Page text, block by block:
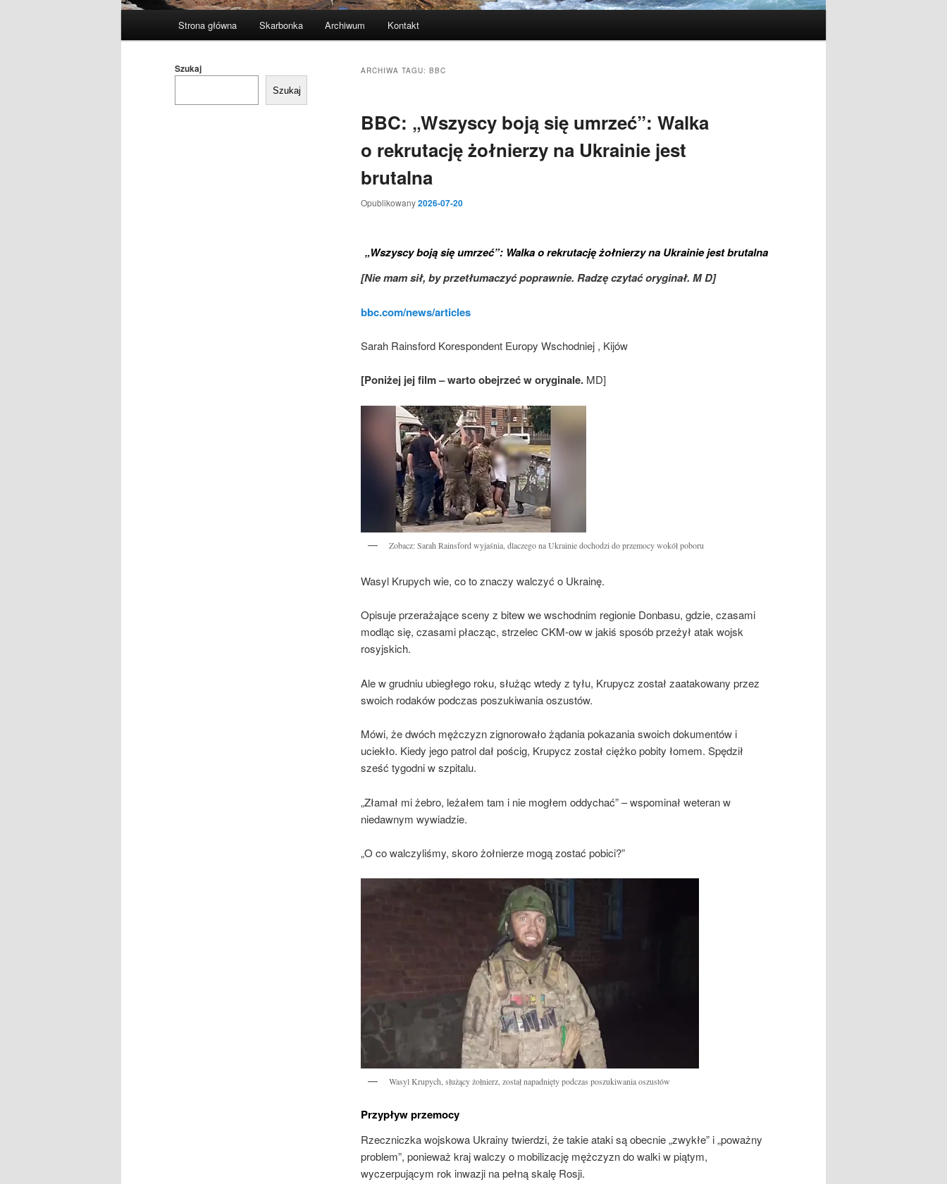
Strona główna Skarbonka Archiwum Kontakt
ARCHIWA TAGU: BBC
BBC: „Wszyscy boją się umrzeć”: Walka
o rekrutację żołnierzy na Ukrainie jest
brutalna
Opublikowany2026-07-20
„Wszyscy boją się umrzeć”: Walka o rekrutację żołnierzy na Ukrainie jest brutalna
[Nie mam sił, by przetłumaczyć poprawnie. Radzę czytać oryginał. M D]
bbc.com/news/articles
Sarah Rainsford Korespondent Europy Wschodniej , Kijów
[Poniżej jej film – warto obejrzeć w oryginale. MD]
Zobacz: Sarah Rainsford wyjaśnia, dlaczego na Ukrainie dochodzi do przemocy wokół poboru
Wasyl Krupych wie, co to znaczy walczyć o Ukrainę.
Opisuje przerażające sceny z bitew we wschodnim regionie Donbasu, gdzie, czasami
modląc się, czasami płacząc, strzelec CKM-ow w jakiś sposób przeżył atak wojsk
rosyjskich.
Ale w grudniu ubiegłego roku, służąc wtedy z tyłu, Krupycz został zaatakowany przez
swoich rodaków podczas poszukiwania oszustów.
Mówi, że dwóch mężczyzn zignorowało żądania pokazania swoich dokumentów i
uciekło. Kiedy jego patrol dał pościg, Krupycz został ciężko pobity łomem. Spędził
sześć tygodni w szpitalu.
„Złamał mi żebro, leżałem tam i nie mogłem oddychać” – wspominał weteran w
niedawnym wywiadzie.
„O co walczyliśmy, skoro żołnierze mogą zostać pobici?”
Wasyl Krupych, służący żołnierz, został napadnięty podczas poszukiwania oszustów
Przypływ przemocy
Rzeczniczka wojskowa Ukrainy twierdzi, że takie ataki są obecnie „zwykłe” i „poważny
problem”, ponieważ kraj walczy o mobilizację mężczyzn do walki w piątym,
wyczerpującym rok inwazji na pełną skalę Rosji.
Szukaj
Szukaj